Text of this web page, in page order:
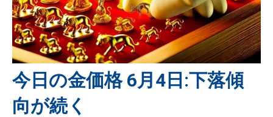
今日の金価格 6月4日:下落傾
向が続く